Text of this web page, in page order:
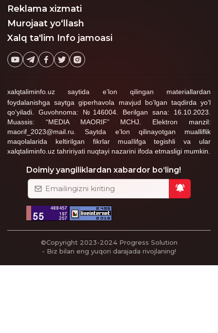
Reklama xizmati
Murojaat yo‘llash
Xalq ta'lim Info jamoasi
xalqtaliminfo.uz saytida e’lon qilingan materiallardan
foydalanishga saytga giperhavola mavjud bo‘lgan taqdirda yo‘l
qo‘yiladi. Guvohnoma: №146004. Berilgan sana: 16.10.2023.
Muassis: “MEDIA MAORIF” MCHJ. Elektron manzil:
maorif_2023@mail.ru. Saytda e’lon qilinayotgan mualliflik
maqolalarida keltirilgan fikrlar muallifga tegishli va ular
xalqtaliminfo.uz tahririyati nuqtayi nazarini ifoda etmasligi mumkin.
Doimiy yangiliklardan xabardor bo‘ling!
©Copyright 2023-2024 Progress Solution
- Biz bilan eng yuqori darajada rivojlaning!